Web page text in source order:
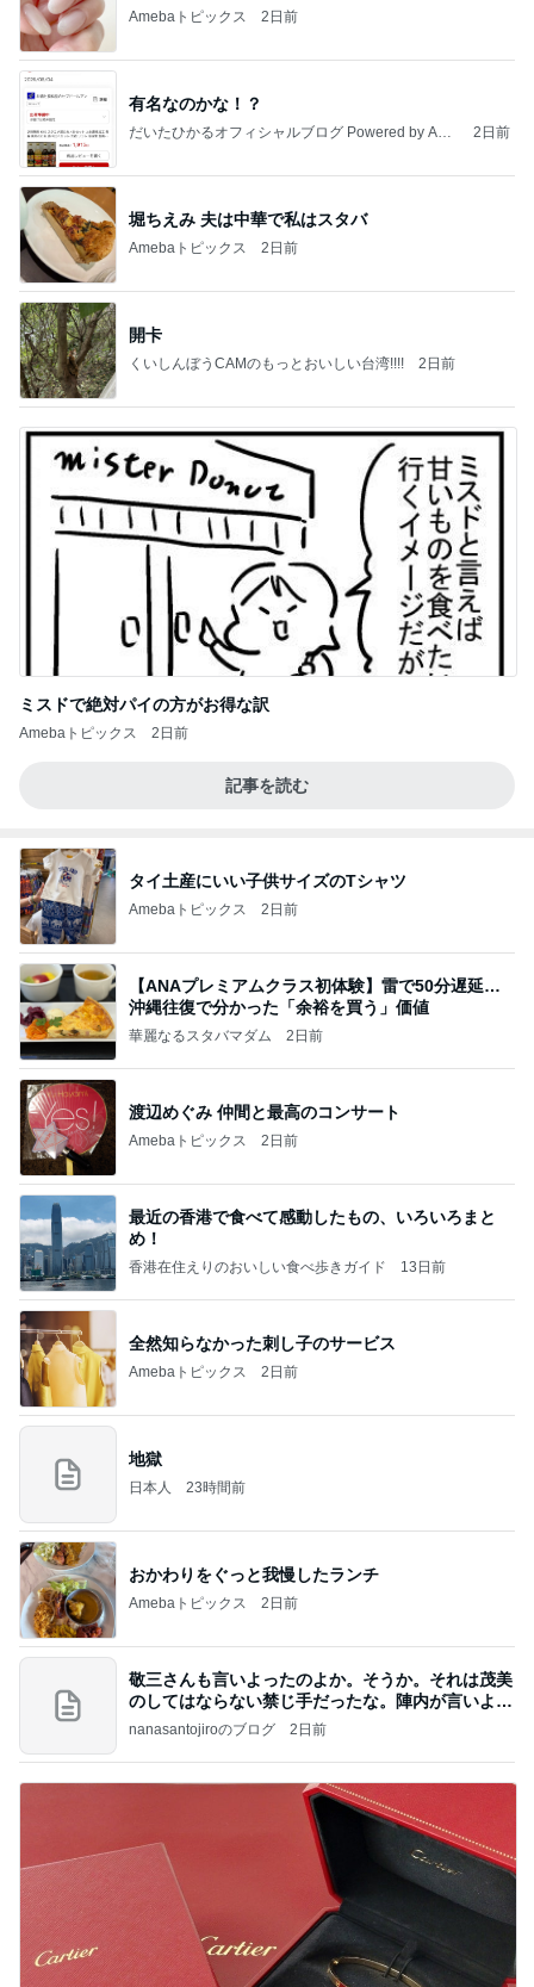
Amebaトピックス 2日前
有名なのかな！？
だいたひかるオフィシャルブログ Powered by Ame
2日前
堀ちえみ 夫は中華で私はスタバ
Amebaトピックス 2日前
開卡
くいしんぼうCAMのもっとおいしい台湾!!!! 2日前
ミスドで絶対パイの方がお得な訳
Amebaトピックス 2日前
記事を読む
タイ土産にいい子供サイズのTシャツ
Amebaトピックス 2日前
【ANAプレミアムクラス初体験】雷で50分遅延…
沖縄往復で分かった「余裕を買う」価値
華麗なるスタバマダム 2日前
渡辺めぐみ 仲間と最高のコンサート
Amebaトピックス 2日前
最近の香港で食べて感動したもの、いろいろまと
め！
香港在住えりのおいしい食べ歩きガイド 13日前
全然知らなかった刺し子のサービス
Amebaトピックス 2日前
地獄
日本人 23時間前
おかわりをぐっと我慢したランチ
Amebaトピックス 2日前
敬三さんも言いよったのよか。そうか。それは茂美
のしてはならない禁じ手だったな。陣内が言いよる
のよ
nanasantojiroのブログ 2日前